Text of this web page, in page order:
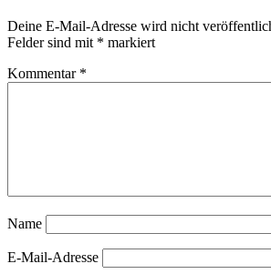
Deine E-Mail-Adresse wird nicht
Felder sind mit * markiert
Kommentar *
Name
E-Mail-Adresse